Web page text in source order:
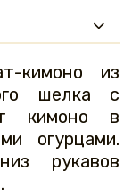
кимоно из
шелка с
кимоно в
огурцами.
рукавов